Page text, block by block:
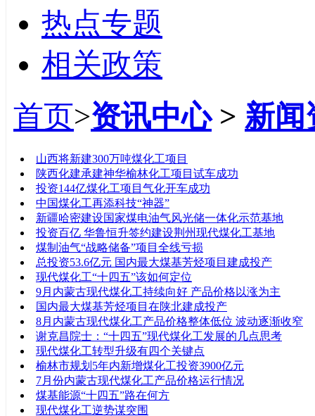
热点专题
相关政策
首页>资讯中心> 新闻
山西将新建300万吨煤化工项目
陕西化建承建神华榆林化工项目试车成功
投资144亿煤化工项目气化开车成功
中国煤化工再添科技“神器”
新疆哈密建设国家煤电油气风光储一体化示范基地
投资百亿 华鲁恒升签约建设荆州现代煤化工基地
煤制油气“战略储备”项目全线亏损
总投资53.6亿元 国内最大煤基芳烃项目建成投产
现代煤化工“十四五”该如何定位
9月内蒙古现代煤化工持续向好 产品价格以涨为主
国内最大煤基芳烃项目在陕北建成投产
8月内蒙古现代煤化工产品价格整体低位 波动逐渐收窄
谢克昌院士：“十四五”现代煤化工发展的几点思考
现代煤化工转型升级有四个关键点
榆林市规划5年内新增煤化工投资3900亿元
7月份内蒙古现代煤化工产品价格运行情况
煤基能源“十四五”路在何方
现代煤化工逆势谋突围